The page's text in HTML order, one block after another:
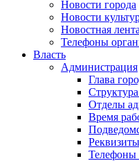
Новости города
Новости
Новостная лента
Телефоны
Власть
Администрация
Глава
Отделы
Время
Реквизиты
Телефоны